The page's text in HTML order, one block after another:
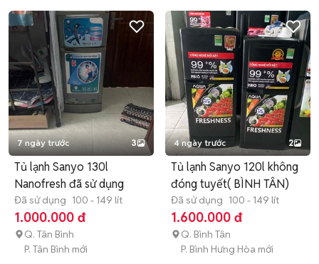
7 ngày trước 3
Tủ lạnh Sanyo 130l
Nanofresh đã sử dụng
Đã sử dụng 100 - 149 lít
1.000.000 đ
Q. Tân Bình
P. Tân Bình mới
4 ngày trước 2
Tủ lạnh Sanyo 120l không
đóng tuyết( BÌNH TÂN)
Đã sử dụng 100 - 149 lít
1.600.000 đ
Q. Bình Tân
P. Bình Hưng Hòa mới